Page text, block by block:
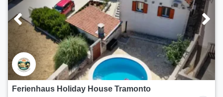
Ferienhaus Holiday House Tramonto